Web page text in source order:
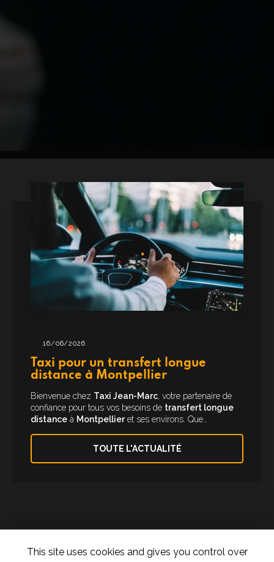
16/06/2026
Taxi pour un transfert longue
distance à Montpellier
Bienvenue chez Taxi Jean-Marc, votre partenaire de
confiance pour tous vos besoins de transfert longue
distance à Montpellieret ses environs. Que…
TOUTE L'ACTUALITÉ
This site uses cookies and gives you control over